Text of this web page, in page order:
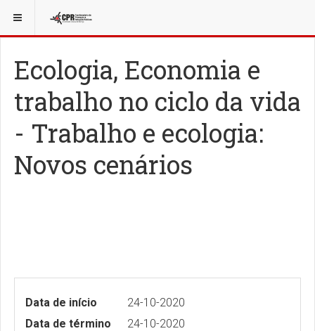
Ecologia, Economia e
trabalho no ciclo da vida
- Trabalho e ecologia:
Novos cenários
Data de início
24-10-2020
Data de término
24-10-2020